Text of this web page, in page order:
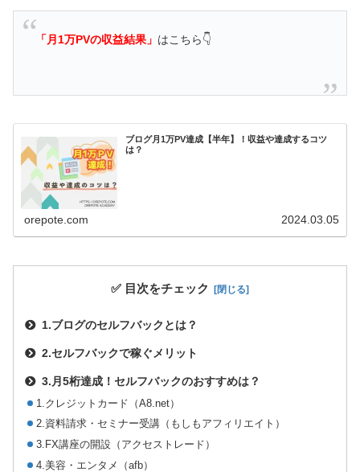
「月1万PVの収益結果」 はこちら👇
ブログ月1万PV達成【半年】！収益や達成するコツ
は？
orepote.com 2024.03.05
✅ 目次をチェック
1.ブログのセルフバックとは？
2.セルフバックで稼ぐメリット
3.月5桁達成！セルフバックのおすすめは？
1.クレジットカード（A8.net）
2.資料請求・セミナー受講（もしもアフィリエイト）
3.FX講座の開設（アクセストレード）
4.美容・エンタメ（afb）